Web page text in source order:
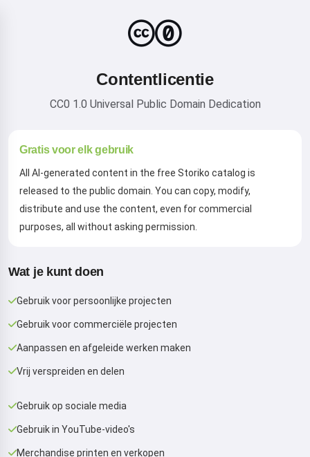
Contentlicentie
CC0 1.0 Universal Public Domain Dedication
Gratis voor elk gebruik
All AI-generated content in the free Storiko catalog is
released to the public domain. You can copy, modify,
distribute and use the content, even for commercial
purposes, all without asking permission.
Wat je kunt doen
Gebruik voor persoonlijke projecten
Gebruik voor commerciële projecten
Aanpassen en afgeleide werken maken
Vrij verspreiden en delen
Gebruik op sociale media
Gebruik in YouTube-video's
Merchandise printen en verkopen